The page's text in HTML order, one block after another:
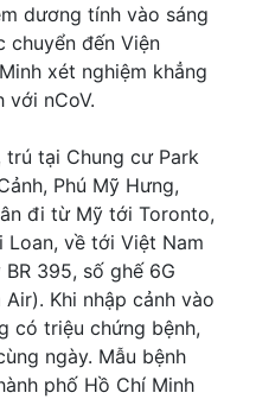
dương tính vào sáng
chuyển đến Viện
xét nghiệm khẳng
nCoV.
trú tại Chung cư Park
Phú Mỹ Hưng,
đi từ Mỹ tới Toronto,
Loan, về tới Việt Nam
395, số ghế 6G
Khi nhập cảnh vào
có triệu chứng bệnh,
ngày. Mẫu bệnh
phố Hồ Chí Minh